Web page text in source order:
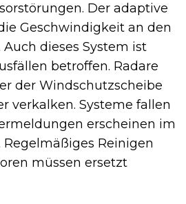
Der adaptive
Geschwindigkeit an den
dieses System ist
betroffen. Radare
der Windschutzscheibe
verkalken. Systeme fallen
erscheinen im
Reinigen
müssen ersetzt